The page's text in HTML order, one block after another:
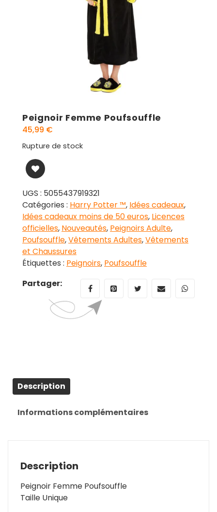
Peignoir Femme Poufsouffle
45,99 €
Rupture de stock
UGS : 5055437919321
Catégories : Harry Potter ™, Idées cadeaux,
Idées cadeaux moins de 50 euros, Licences
officielles, Nouveautés, Peignoirs Adulte,
Poufsouffle,Vêtements Adultes,Vêtements
et Chaussures
Étiquettes : Peignoirs, Poufsouffle
Partager:
Description
Informations complémentaires
Description
Peignoir Femme Poufsouffle
Taille Unique